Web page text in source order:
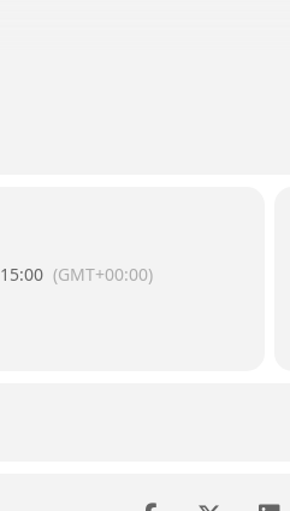
Бисера Самарџиева,
document/d/
пополнете ја
(GMT+00:00)